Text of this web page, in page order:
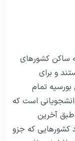
ساکن کشورهای
و برای
تمام
است که
آخرین
در سال ۲۰۲۱، تعداد کشورهایی که جزو